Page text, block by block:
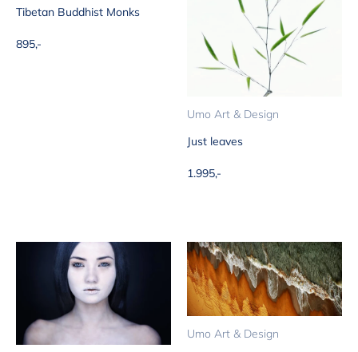
Tibetan Buddhist Monks
Aanbiedingsprijs
895,-
Umo Art & Design
Just leaves
Aanbiedingsprijs
1.995,-
Umo Art & Design